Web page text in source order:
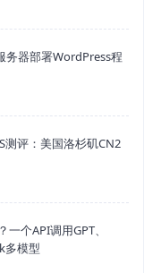
务器部署WordPress程
测评：美国洛杉矶CN2
个API调用GPT、
多模型